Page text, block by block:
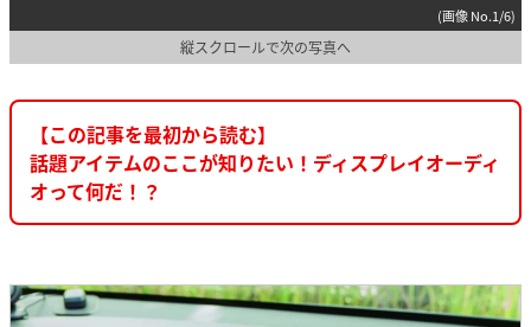
(画像 No.1/6)
縦スクロールで次の写真へ
【この記事を最初から読む】
話題アイテムのここが知りたい！ディスプレイオーディ
オって何だ！？